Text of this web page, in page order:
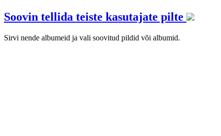
Soovin tellida teiste kasutajate pilte
Sirvi nende albumeid ja vali soovitud pildid või albumid.